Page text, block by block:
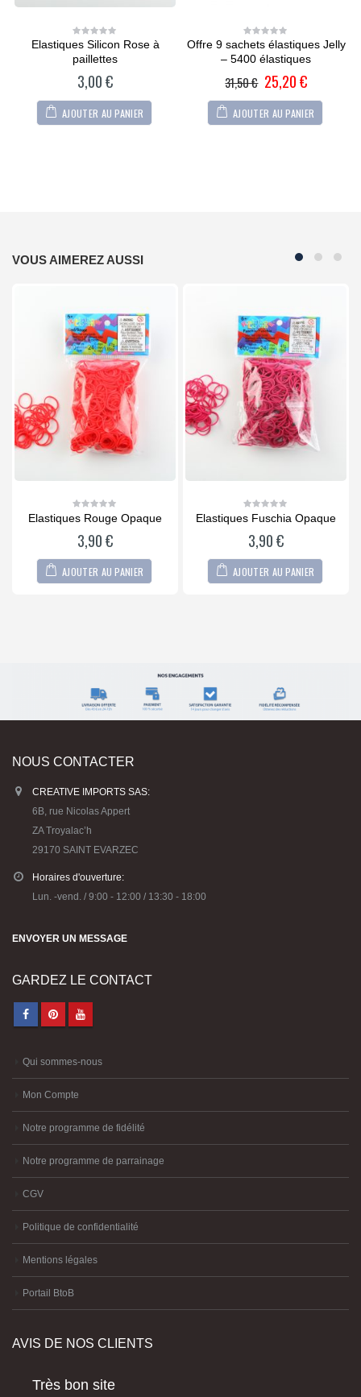
0
out
of
Elastiques Silicon Rose à
paillettes
3,00€
AJOUTER AU PANIER
0
out
of
Offre 9 sachets élastiques Jelly
– 5400 élastiques
31,50€ 25,20€
AJOUTER AU PANIER
VOUS AIMEREZ AUSSI
0
of
Elastiques Rouge Opaque
3,90€
AJOUTER AU PANIER
0
of
Elastiques Fuschia Opaque
3,90€
AJOUTER AU PANIER
NOUS CONTACTER
CREATIVE IMPORTS SAS:
6B, rue Nicolas Appert
ZA Troyalac’h
29170 SAINT EVARZEC
Horaires d'ouverture:
Lun. -vend. / 9:00 - 12:00 / 13:30 - 18:00
ENVOYER UN MESSAGE
GARDEZ LE CONTACT
Qui sommes-nous
Mon Compte
Notre programme de fidélité
Notre programme de parrainage
CGV
Politique de confidentialité
Mentions légales
Portail BtoB
AVIS DE NOS CLIENTS
Très bon site